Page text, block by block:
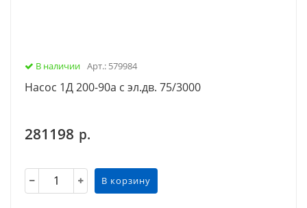
В наличии Арт.: 579984
Насос 1Д 200-90а с эл.дв. 75/3000
281198 р.
В корзину